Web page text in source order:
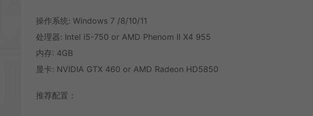
操作系统: Windows 7 /8/10/11
处理器: Intel i5-750 or AMD Phenom II X4 955
内存: 4GB
显卡: NVIDIA GTX 460 or AMD Radeon HD5850
推荐配置：